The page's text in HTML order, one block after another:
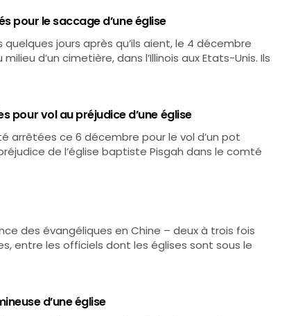
pour le saccage d’une église
jours après qu’ils aient, le 4 décembre
d’un cimetière, dans l’Illinois aux Etats-Unis. Ils
pour vol au préjudice d’une église
arrêtées ce 6 décembre pour le vol d’un pot
de l’église baptiste Pisgah dans le comté
des évangéliques en Chine – deux à trois fois
entre les officiels dont les églises sont sous le
d’une église